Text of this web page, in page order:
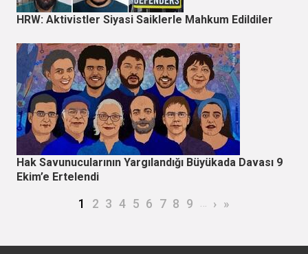
HRW: Aktivistler Siyasi Saiklerle Mahkum Edildiler
Hak Savunucularının Yargılandığı Büyükada Davası 9
Ekim’e Ertelendi
Şu an kullanılan sayfa
1 Page
2 Page
3 Page
4 Page
5 Page
6 Page
7 Page
8 Page
9 … Sonraki sayfa
› Son sayfa
»